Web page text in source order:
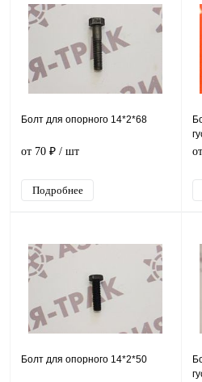
Болт для опорного 14*2*68
от 70 ₽ / шт
Подробнее
Болт для опорного 14*2*50